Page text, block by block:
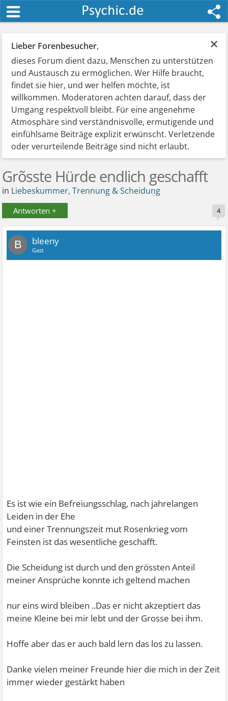
×
Lieber Forenbesucher,
dieses Forum dient dazu, Menschen zu unterstützen
und Austausch zu ermöglichen. Wer Hilfe braucht,
findet sie hier, und wer helfen möchte, ist
willkommen. Moderatoren achten darauf, dass der
Umgang respektvoll bleibt. Für eine angenehme
Atmosphäre sind verständnisvolle, ermutigende und
einfühlsame Beiträge explizit erwünscht. Verletzende
oder verurteilende Beiträge sind nicht erlaubt.
Grõsste Hürde endlich geschafft
in Liebeskummer, Trennung & Scheidung
Antworten + 4
B bleeny
Gast
Es ist wie ein Befreiungsschlag, nach jahrelangen
Leiden in der Ehe
und einer Trennungszeit mut Rosenkrieg vom
Feinsten ist das wesentliche geschafft.
Die Scheidung ist durch und den grössten Anteil
meiner Ansprüche konnte ich geltend machen
nur eins wird bleiben ..Das er nicht akzeptiert das
meine Kleine bei mir lebt und der Grosse bei ihm.
Hoffe aber das er auch bald lern das los zu lassen.
Danke vielen meiner Freunde hier die mich in der Zeit
immer wieder gestärkt haben